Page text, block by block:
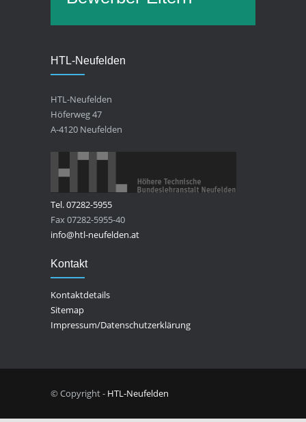
HTL-Neufelden
HTL-Neufelden
Höferweg 47
A-4120 Neufelden
Tel. 07282-5955
Fax 07282-5955-40
info@htl-neufelden.at
Kontakt
Kontaktdetails
Sitemap
Impressum/Datenschutzerklärung
© Copyright - HTL-Neufelden